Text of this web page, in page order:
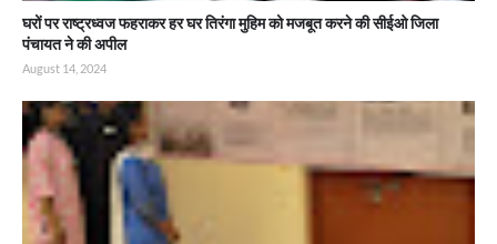
घरों पर राष्ट्रध्वज फहराकर हर घर तिरंगा मुहिम को मजबूत करने की सीईओ जिला
पंचायत ने की अपील
August 14, 2024